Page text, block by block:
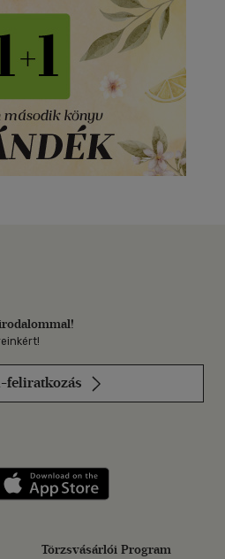
feliratkozás
ona LinkedInen
applikáció Szerezd meg: Google
Törzsvásárlói Program